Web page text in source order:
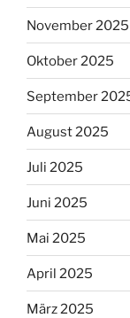
November 2025
Oktober 2025
September
August 2025
Juli 2025
Juni 2025
Mai 2025
April 2025
März 2025